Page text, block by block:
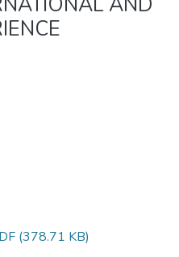
(378.71 KB)